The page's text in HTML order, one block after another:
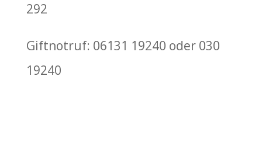
292
Giftnotruf: 06131 19240 oder 030
19240